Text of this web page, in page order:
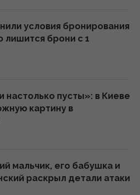
не нападать на
с нефтью в Черном
2026
сразу два крупных
украинских дронов
2026
раскрыли детали ночной
2026
условия бронирования
лишится брони с 1
настолько пусты»: в Киеве
картину в
мальчик, его бабушка и
раскрыл детали атаки